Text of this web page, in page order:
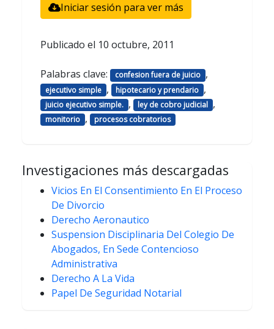
Iniciar sesión para ver más
Publicado el 10 octubre, 2011
Palabras clave: confesion fuera de juicio ,
ejecutivo simple , hipotecario y prendario ,
juicio ejecutivo simple. , ley de cobro judicial ,
monitorio , procesos cobratorios
Investigaciones más descargadas
Vicios En El Consentimiento En El Proceso
De Divorcio
Derecho Aeronautico
Suspension Disciplinaria Del Colegio De
Abogados, En Sede Contencioso
Administrativa
Derecho A La Vida
Papel De Seguridad Notarial